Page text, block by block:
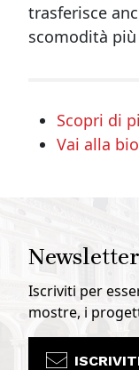
trasferisce
scomodità
Scopri di
Vai alla
Newsletter
Iscriviti per
mostre, i